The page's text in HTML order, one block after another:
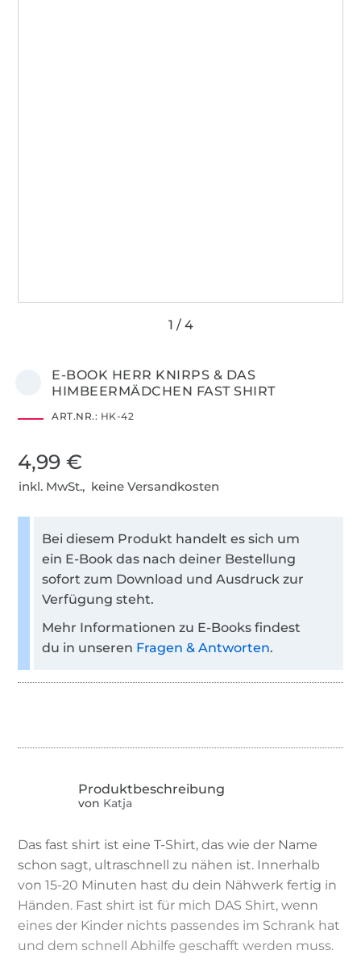
E-BOOK HERR KNIRPS & DAS
HIMBEERMÄDCHEN FAST SHIRT
ART.NR.: HK-42
4,99 €
inkl. MwSt., keine Versandkosten
Bei diesem Produkt handelt es sich um
ein E-Book das nach deiner Bestellung
sofort zum Download und Ausdruck zur
Verfügung steht.
Mehr Informationen zu E-Books findest
du in unseren Fragen & Antworten.
von Katja
Das fast shirt ist eine T-Shirt, das wie der Name
schon sagt, ultraschnell zu nähen ist. Innerhalb
von 15-20 Minuten hast du dein Nähwerk fertig in
Händen. Fast shirt ist für mich DAS Shirt, wenn
eines der Kinder nichts passendes im Schrank hat
und dem schnell Abhilfe geschafft werden muss.